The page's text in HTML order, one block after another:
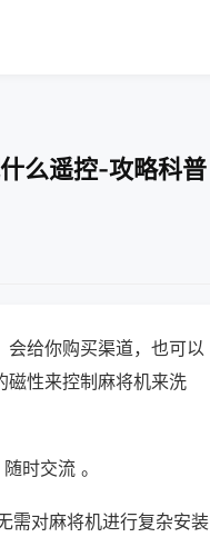
么遥控-攻略科普
给你购买渠道，也可以
磁性来控制麻将机来洗
时交流 。
需对麻将机进行复杂安装